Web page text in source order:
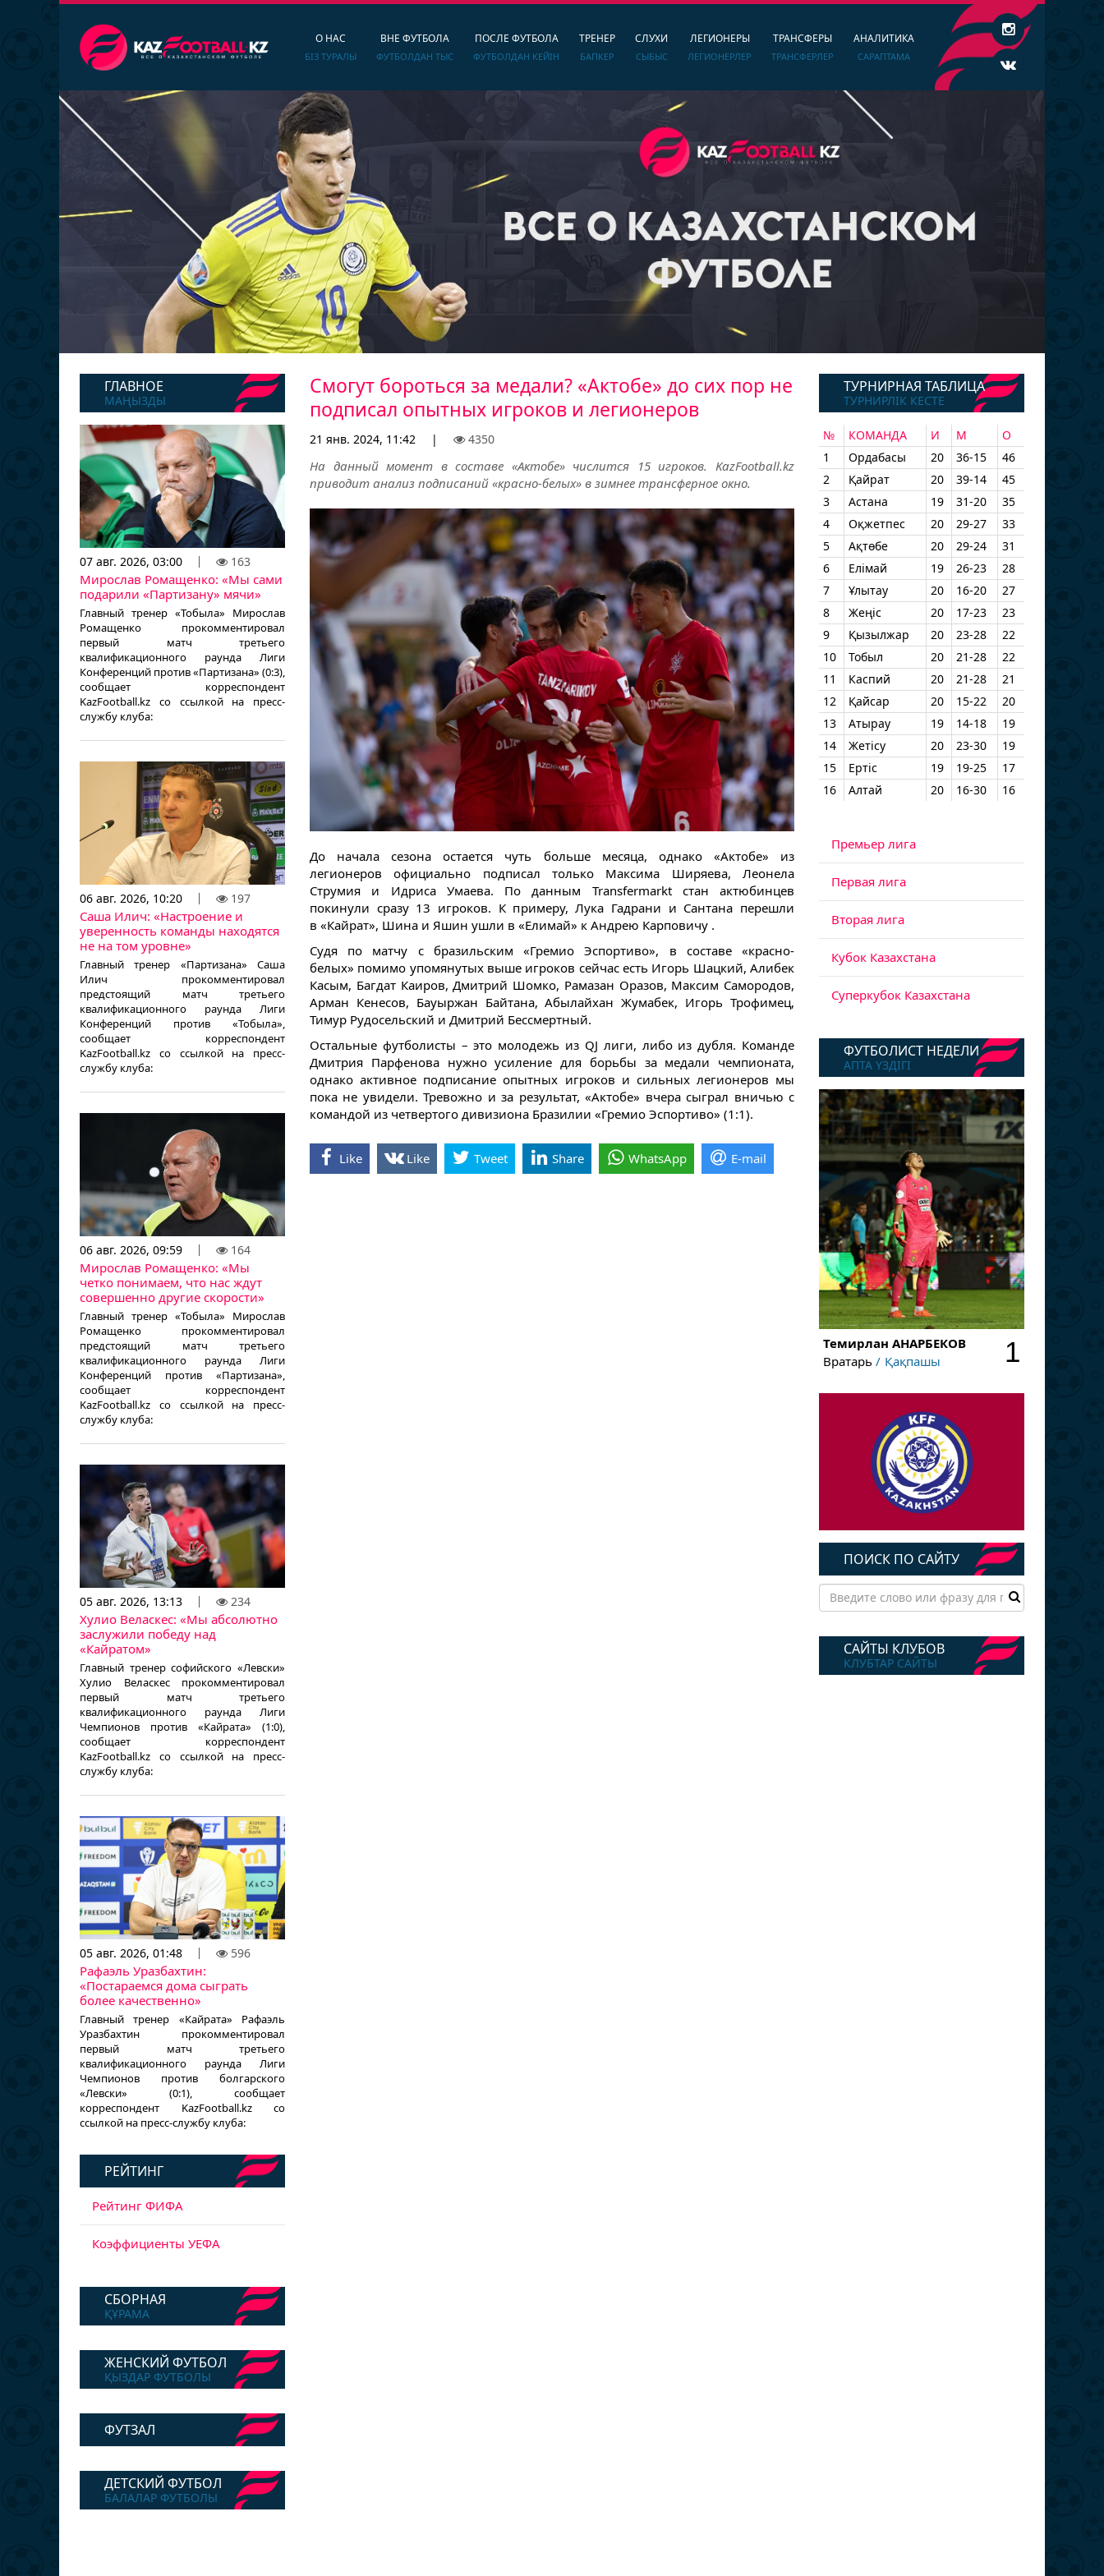
О НАС
БІЗ ТУРАЛЫ
ВНЕ ФУТБОЛА
ФУТБОЛДАН ТЫС
ПОСЛЕ ФУТБОЛА
ФУТБОЛДАН КЕЙІН
ТРЕНЕР
БАПКЕР
СЛУХИ
СЫБЫС
ЛЕГИОНЕРЫ
ЛЕГИОНЕРЛЕР
ТРАНСФЕРЫ
ТРАНСФЕРЛЕР
АНАЛИТИКА
САРАПТАМА
ГЛАВНОЕ
МАҢЫЗДЫ
07 авг. 2026, 03:00 163
Мирослав Ромащенко: «Мы сами
подарили «Партизану» мячи»
Главный тренер «Тобыла» Мирослав
Ромащенко прокомментировал
первый матч третьего
квалификационного раунда Лиги
Конференций против «Партизана» (0:3),
сообщает корреспондент
KazFootball.kz со ссылкой на пресс-
службу клуба:
06 авг. 2026, 10:20 197
Саша Илич: «Настроение и
уверенность команды находятся
не на том уровне»
Главный тренер «Партизана» Саша
Илич прокомментировал
предстоящий матч третьего
квалификационного раунда Лиги
Конференций против «Тобыла»,
сообщает корреспондент
KazFootball.kz со ссылкой на пресс-
службу клуба:
06 авг. 2026, 09:59 164
Мирослав Ромащенко: «Мы
четко понимаем, что нас ждут
совершенно другие скорости»
Главный тренер «Тобыла» Мирослав
Ромащенко прокомментировал
предстоящий матч третьего
квалификационного раунда Лиги
Конференций против «Партизана»,
сообщает корреспондент
KazFootball.kz со ссылкой на пресс-
службу клуба:
05 авг. 2026, 13:13 234
Хулио Веласкес: «Мы абсолютно
заслужили победу над
«Кайратом»
Главный тренер софийского «Левски»
Хулио Веласкес прокомментировал
первый матч третьего
квалификационного раунда Лиги
Чемпионов против «Кайрата» (1:0),
сообщает корреспондент
KazFootball.kz со ссылкой на пресс-
службу клуба:
05 авг. 2026, 01:48 596
Рафаэль Уразбахтин:
«Постараемся дома сыграть
более качественно»
Главный тренер «Кайрата» Рафаэль
Уразбахтин прокомментировал
первый матч третьего
квалификационного раунда Лиги
Чемпионов против болгарского
«Левски» (0:1), сообщает
корреспондент KazFootball.kz со
ссылкой на пресс-службу клуба:
РЕЙТИНГ
Рейтинг ФИФА
Коэффициенты УЕФА
СБОРНАЯ
ҚҰРАМА
ЖЕНСКИЙ ФУТБОЛ
ҚЫЗДАР ФУТБОЛЫ
ФУТЗАЛ
ДЕТСКИЙ ФУТБОЛ
БАЛАЛАР ФУТБОЛЫ
Смогут бороться за медали? «Актобе» до сих пор не
подписал опытных игроков и легионеров
21 янв. 2024, 11:42 | 4350
На данный момент в составе «Актобе» числится 15 игроков. KazFootball.kz
приводит анализ подписаний «красно-белых» в зимнее трансферное окно.
До начала сезона остается чуть больше месяца, однако «Актобе» из
легионеров официально подписал только Максима Ширяева, Леонела
Струмия и Идриса Умаева. По данным Transfermarkt стан актюбинцев
покинули сразу 13 игроков. К примеру, Лука Гадрани и Сантана перешли
в «Кайрат», Шина и Яшин ушли в «Елимай» к Андрею Карповичу .
Судя по матчу с бразильским «Гремио Эспортиво», в составе «красно-
белых» помимо упомянутых выше игроков сейчас есть Игорь Шацкий, Алибек
Касым, Багдат Каиров, Дмитрий Шомко, Рамазан Оразов, Максим Самородов,
Арман Кенесов, Бауыржан Байтана, Абылайхан Жумабек, Игорь Трофимец,
Тимур Рудосельский и Дмитрий Бессмертный.
Остальные футболисты – это молодежь из QJ лиги, либо из дубля. Команде
Дмитрия Парфенова нужно усиление для борьбы за медали чемпионата,
однако активное подписание опытных игроков и сильных легионеров мы
пока не увидели. Тревожно и за результат, «Актобе» вчера сыграл вничью с
командой из четвертого дивизиона Бразилии «Гремио Эспортиво» (1:1).
Like Like Tweet Share WhatsApp E-mail
ТУРНИРНАЯ ТАБЛИЦА
ТУРНИРЛІК КЕСТЕ
№ КОМАНДА И М
О
1
Ордабасы 20 36-15
46
2
Қайрат 20 39-14
45
3
Астана 19 31-20
35
4
Оқжетпес 20 29-27
33
5
Ақтөбе 20 29-24
31
6
Елімай 19 26-23
28
7
Ұлытау 20 16-20
27
8
Жеңіс 20 17-23
23
9
Қызылжар 20 23-28
22
10
Тобыл 20 21-28
22
11
Каспий 20 21-28
21
12
Қайсар 20 15-22
20
13
Атырау 19 14-18
19
14
Жетісу 20 23-30
19
15
Ертіс 19 19-25
17
16
Алтай 20 16-30 16
Премьер лига
Первая лига
Вторая лига
Кубок Казахстана
Суперкубок Казахстана
ФУТБОЛИСТ НЕДЕЛИ
АПТА ҮЗДІГІ
Темирлан АНАРБЕКОВ
Вратарь
Қақпашы 1
ПОИСК ПО САЙТУ
САЙТЫ КЛУБОВ
КЛУБТАР САЙТЫ